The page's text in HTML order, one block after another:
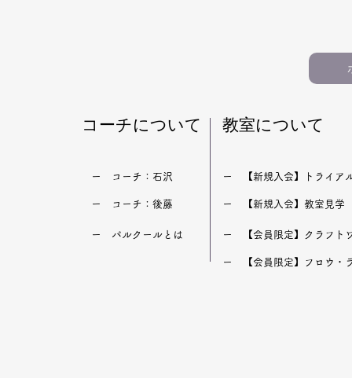
​コーチについて ​教室について
​ー コーチ：石沢 ー 【新規入会】トライア
​ー コーチ：後藤 ​ー 【新規入会】教室見学
​ー パルクールとは ー 【会員限定】クラフト
ー 【会員限定】フロウ・